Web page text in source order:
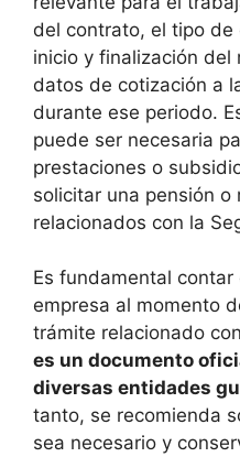
del contrato, el tipo
inicio y finalización del
datos de cotización a
durante ese periodo.
puede ser necesaria
prestaciones o
solicitar una pensión o
relacionados con la
Es fundamental
empresa al momento
trámite relacionado
es un documento
diversas entidades
tanto, se recomienda
sea necesario y